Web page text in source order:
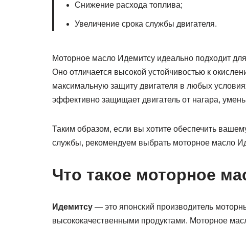
Снижение расхода топлива;
Увеличение срока службы двигателя.
Моторное масло Идемитсу идеально подходит
Оно отличается высокой устойчивостью к
максимальную защиту двигателя в любых
эффективно защищает двигатель от нагара,
Таким образом, если вы хотите обеспечить
службы, рекомендуем выбрать моторное масло
Что такое моторное
Идемитсу — это японский производитель
высококачественными продуктами. Моторное